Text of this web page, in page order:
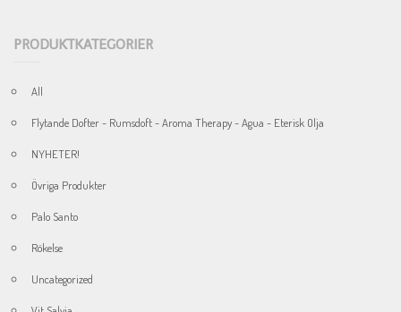
PRODUKTKATEGORIER
All
Flytande Dofter - Rumsdoft - Aroma Therapy - Agua - Eterisk Olja
NYHETER!
Övriga Produkter
Palo Santo
Rökelse
Uncategorized